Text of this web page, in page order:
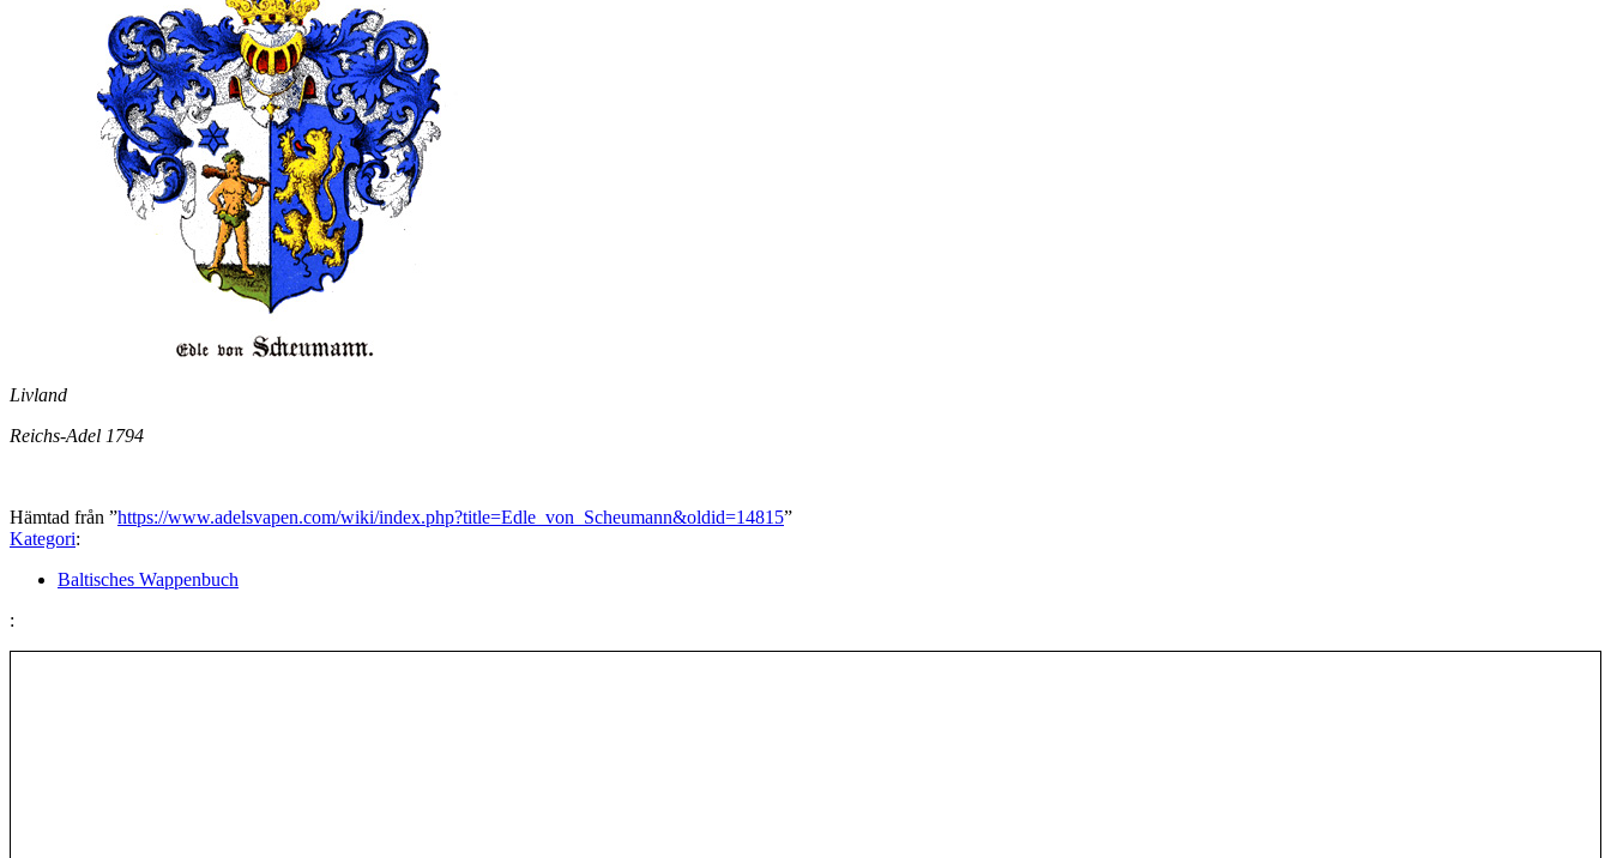
Livland
Reichs-Adel 1794
Hämtad från ”https://www.adelsvapen.com/wiki/index.php?title=Edle_von_Scheumann&oldid=14815”
Kategori:
Baltisches Wappenbuch
: